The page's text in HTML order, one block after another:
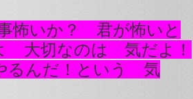
怖いか？ 君が怖いと
大切なのは 気だよ！
るんだ！という 気